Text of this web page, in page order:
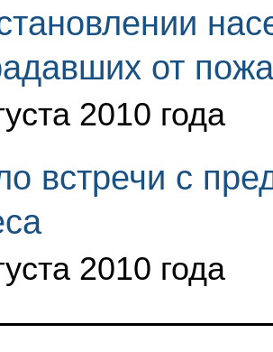
от
2010 года
встречи с
2010 года